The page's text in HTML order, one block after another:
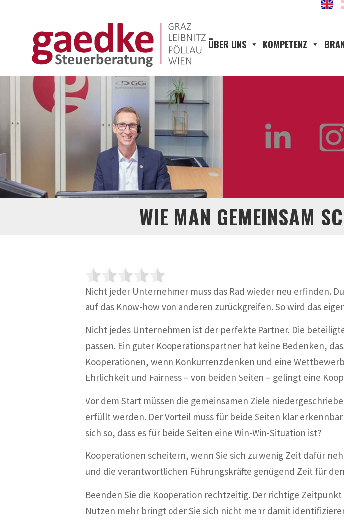
ÜBER UNS KOMPETENZ
WIE MAN GEMEINSAM
Nicht jeder Unternehmer muss das Rad wieder neu erfinden.
auf das Know-how von anderen zurückgreifen. So wird das
Nicht jedes Unternehmen ist der perfekte Partner. Die
passen. Ein guter Kooperationspartner hat keine Bedenken,
Kooperationen, wenn Konkurrenzdenken und eine
Ehrlichkeit und Fairness – von beiden Seiten – gelingt eine
Vor dem Start müssen die gemeinsamen Ziele
erfüllt werden. Der Vorteil muss für beide Seiten klar
sich so, dass es für beide Seiten eine Win-Win-Situation ist?
Kooperationen scheitern, wenn Sie sich zu wenig Zeit dafür
und die verantwortlichen Führungskräfte genügend Zeit für
Beenden Sie die Kooperation rechtzeitig. Der richtige
Nutzen mehr bringt oder Sie sich nicht mehr damit